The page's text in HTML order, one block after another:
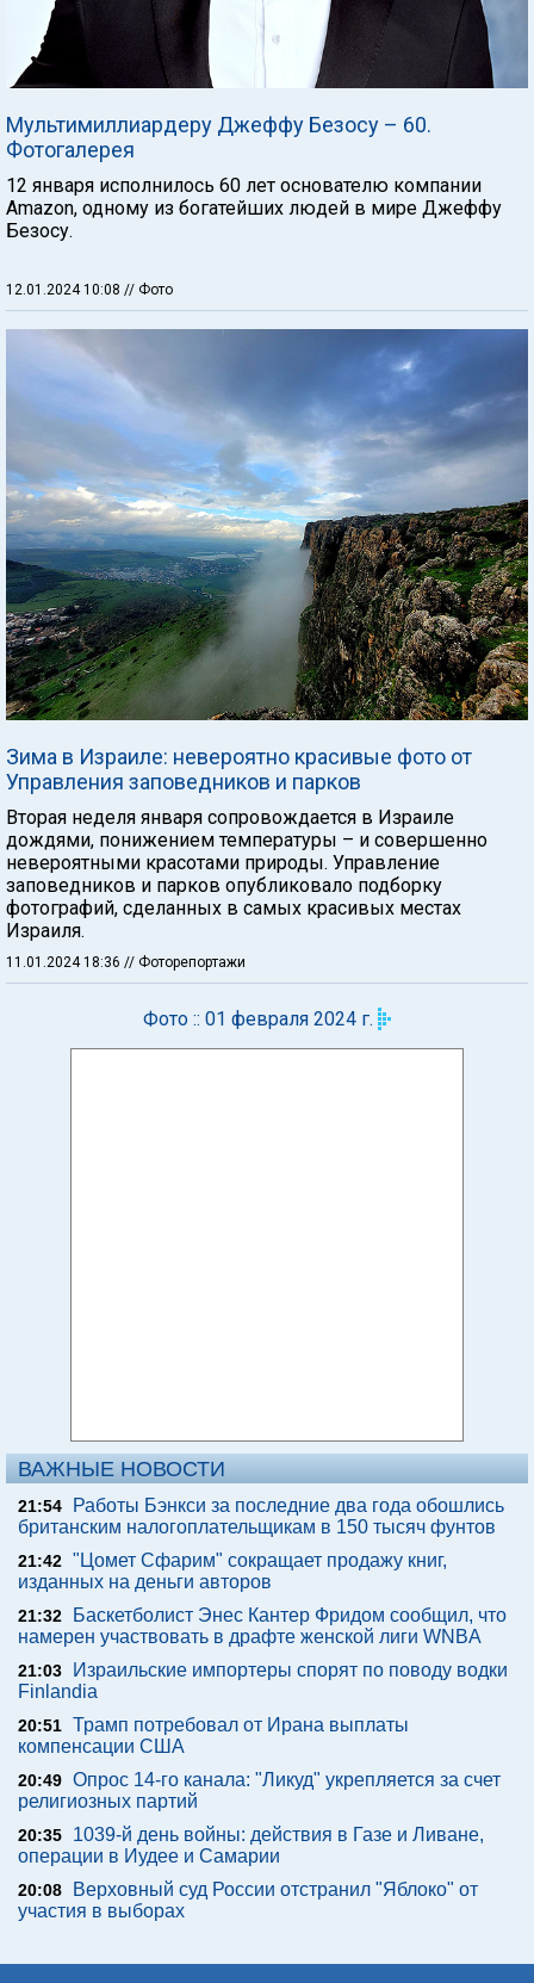
Мультимиллиардеру Джеффу Безосу – 60.
Фотогалерея
12 января исполнилось 60 лет основателю компании
Amazon, одному из богатейших людей в мире Джеффу
Безосу.
12.01.2024 10:08 // Фото
Зима в Израиле: невероятно красивые фото от
Управления заповедников и парков
Вторая неделя января сопровождается в Израиле
дождями, понижением температуры – и совершенно
невероятными красотами природы. Управление
заповедников и парков опубликовало подборку
фотографий, сделанных в самых красивых местах
Израиля.
11.01.2024 18:36 // Фоторепортажи
Фото :: 01 февраля 2024 г.
ВАЖНЫЕ НОВОСТИ
21:54
Работы Бэнкси за последние два года обошлись
британским налогоплательщикам в 150 тысяч фунтов
21:42 "Цомет Сфарим" сокращает продажу книг,
изданных на деньги авторов
21:32
Баскетболист Энес Кантер Фридом сообщил, что
намерен участвовать в драфте женской лиги WNBA
21:03
Израильские импортеры спорят по поводу водки
Finlandia
20:51 Трамп потребовал от Ирана выплаты
компенсации США
20:49 Опрос 14-го канала: "Ликуд" укрепляется за счет
религиозных партий
20:35
1039-й день войны: действия в Газе и Ливане,
операции в Иудее и Самарии
20:08
Верховный суд России отстранил "Яблоко" от
участия в выборах